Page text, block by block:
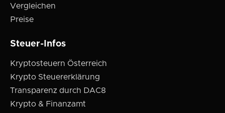
Vergleichen
Preise
Steuer-Infos
Kryptosteuern Österreich
Krypto Steuererklärung
Transparenz durch DAC8
Krypto & Finanzamt